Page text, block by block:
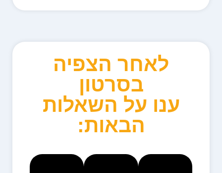
לאחר הצפיה
בסרטון
ענו על השאלות
הבאות: